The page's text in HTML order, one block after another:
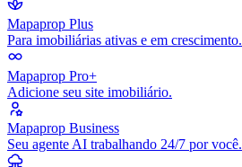
Mapaprop Plus
Para imobiliárias ativas e em crescimento.
Mapaprop Pro+
Adicione seu site imobiliário.
Mapaprop Business
Seu agente AI trabalhando 24/7 por você.